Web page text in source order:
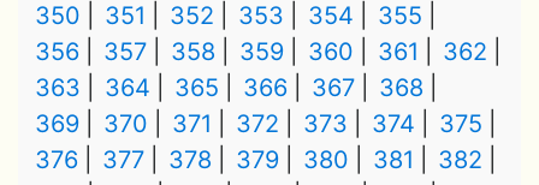
350
351 352 353 354
355
356
357 358 359 360 361
362
363
364 365 366 367
368
369
370 371 372 373 374
375
376
377 378 379 380 381
382